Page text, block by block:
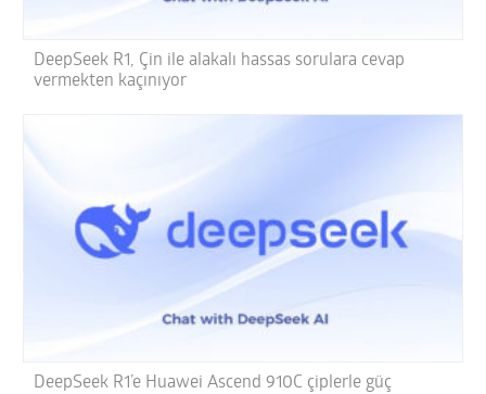
DeepSeek R1, Çin ile alakalı hassas sorulara cevap
vermekten kaçınıyor
DeepSeek R1’e Huawei Ascend 910C çiplerle güç